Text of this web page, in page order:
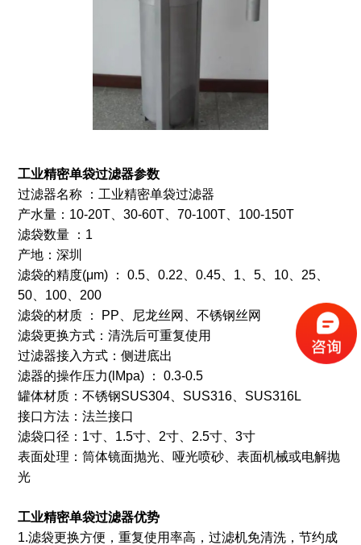
工业精密单袋过滤器参数
过滤器名称 ：工业精密单袋过滤器
产水量：10-20T、30-60T、70-100T、100-150T
滤袋数量 ：1
产地：深圳
滤袋的精度(μm) ： 0.5、0.22、0.45、1、5、10、25、
50、100、200
滤袋的材质 ： PP、尼龙丝网、不锈钢丝网
滤袋更换方式：清洗后可重复使用
过滤器接入方式：侧进底出
滤器的操作压力(lMpa) ： 0.3-0.5
罐体材质：不锈钢SUS304、SUS316、SUS316L
接口方法：法兰接口
滤袋口径：1寸、1.5寸、2寸、2.5寸、3寸
表面处理：筒体镜面抛光、哑光喷砂、表面机械或电解抛
光
工业精密单袋过滤器优势
1.滤袋更换方便，重复使用率高，过滤机免清洗，节约成